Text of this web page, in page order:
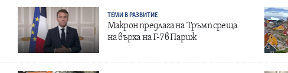
ТЕМИ В РАЗВИТИЕ
Макрон предлага на Тръмп среща
на върха на Г-7 в Париж